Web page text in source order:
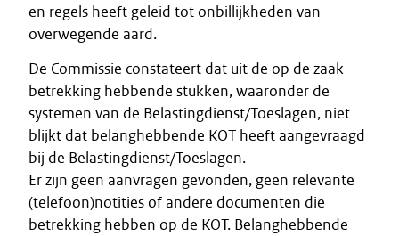
en regels heeft geleid tot onbillijkheden van
overwegende aard.
De Commissie constateert dat uit de op de zaak
betrekking hebbende stukken, waaronder de
systemen van de Belastingdienst/Toeslagen, niet
blijkt dat belanghebbende KOT heeft aangevraagd
bij de Belastingdienst/Toeslagen.
Er zijn geen aanvragen gevonden, geen relevante
(telefoon)notities of andere documenten die
betrekking hebben op de KOT. Belanghebbende